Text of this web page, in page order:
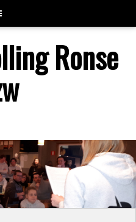
Ronse